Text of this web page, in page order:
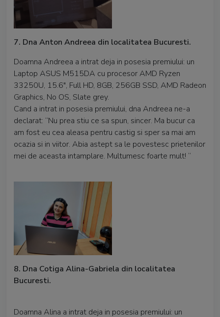
7. Dna Anton Andreea din localitatea Bucuresti.
Doamna Andreea a intrat deja in posesia premiului: un
Laptop ASUS M515DA cu procesor AMD Ryzen
33250U, 15.6", Full HD, 8GB, 256GB SSD, AMD Radeon
Graphics, No OS, Slate grey.
Cand a intrat in posesia premiului, dna Andreea ne-a
declarat: “Nu prea stiu ce sa spun, sincer. Ma bucur ca
am fost eu cea aleasa pentru castig si sper sa mai am
ocazia si in viitor. Abia astept sa le povestesc prietenilor
mei de aceasta intamplare. Multumesc foarte mult! “
8. Dna Cotiga Alina-Gabriela din localitatea
Bucuresti.
Doamna Alina a intrat deja in posesia premiului: un